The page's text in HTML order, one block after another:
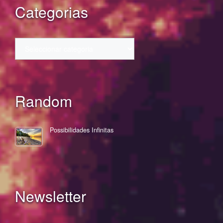
Categorias
Categorias
Random
Possibilidades Infinitas
Newsletter